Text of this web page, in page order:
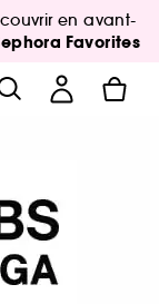
en avant-
Favorites